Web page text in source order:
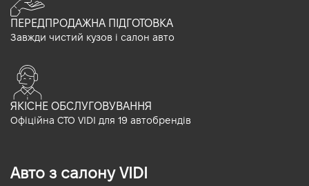
ПЕРЕДПРОДАЖНА ПІДГОТОВКА
Завжди чистий кузов і салон авто
ЯКІСНЕ ОБСЛУГОВУВАННЯ
Офіційна СТО VIDI для 19 автобрендів
Авто з салону VIDI